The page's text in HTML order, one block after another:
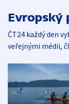
Evropský
ČT24 každý den
veřejnými médii,